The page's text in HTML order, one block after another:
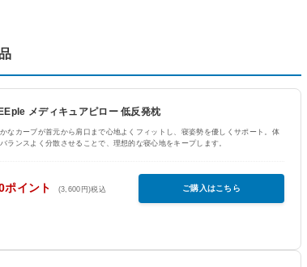
メディキュアピロー 低反発枕
なカーブが首元から肩口まで心地よくフィットし、寝姿勢を優しくサポート。体
ランスよく分散させることで、理想的な寝心地をキープします。
ポイント (3,600円)税込 ご購入はこちら